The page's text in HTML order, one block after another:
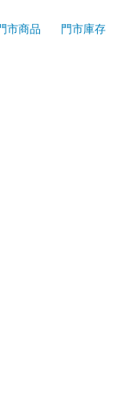
期（含例假
單獨退貨）必須
市商品
門市庫存